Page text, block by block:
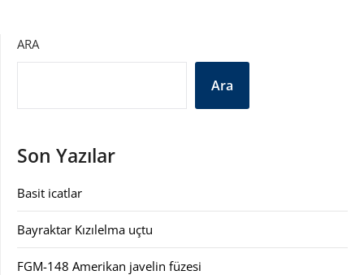
ARA
Ara
Son Yazılar
Basit icatlar
Bayraktar Kızılelma uçtu
FGM-148 Amerikan javelin füzesi